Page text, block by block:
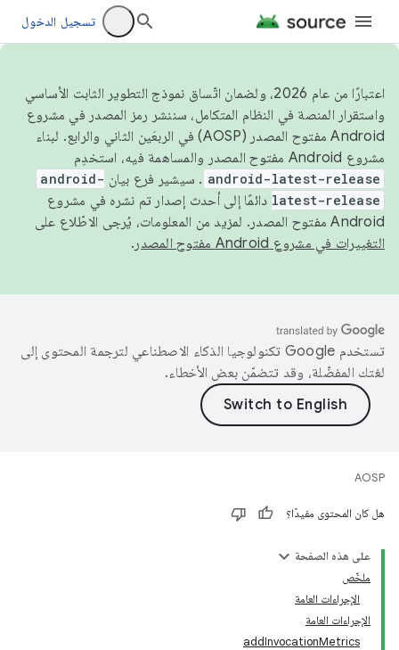
تسجيل الدخول
اعتبارًا من عام 2026، ولضمان اتّساق نموذج التطوير الثابت الأساسي
واستقرار المنصة في النظام المتكامل، سننشر رمز المصدر في مشروع
Android مفتوح المصدر (AOSP) في الربعَين الثاني والرابع. لبناء
مشروع Android مفتوح المصدر والمساهمة فيه، استخدِم
android-latest-release . سيشير فرع بيان android-
latest-release دائمًا إلى أحدث إصدار تم نشره في مشروع
Android مفتوح المصدر. لمزيد من المعلومات، يُرجى الاطّلاع على
التغييرات في مشروع Android مفتوح المصدر
.
تستخدم Google تكنولوجيا الذكاء الاصطناعي لترجمة المحتوى إلى
لغتك المفضّلة، وقد تتضمّن بعض الأخطاء.
AOSP
هل كان المحتوى مفيدًا؟
على هذه الصفحة
ملخّص
الإجراءات العامة
الإجراءات العامة
addInvocationMetrics